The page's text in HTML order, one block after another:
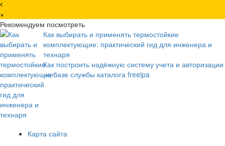
×
Рекомендуем посмотреть
Как выбирать и применять термостойкие
комплектующие: практический гид для инженера и
технаря
Как построить надёжную систему учета и авторизации
на базе службы каталога freeipa
Карта сайта